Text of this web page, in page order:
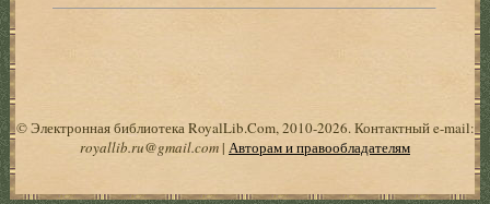
© Электронная библиотека RoyalLib.Com, 2010-2026. Контактный e-mail:
royallib.ru@gmail.com| Авторам и правообладателям